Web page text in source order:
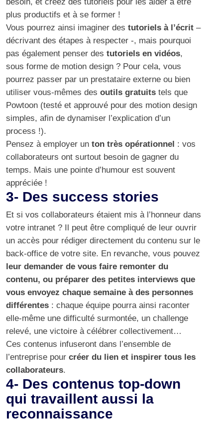
plus productifs et à se former !
Vous pourrez ainsi imaginer des tutoriels à l’écrit –
décrivant des étapes à respecter -, mais pourquoi
pas également penser des tutoriels en vidéos,
sous forme de motion design ? Pour cela, vous
pourrez passer par un prestataire externe ou bien
utiliser vous-mêmes des outils gratuits tels que
Powtoon (testé et approuvé pour des motion design
simples, afin de dynamiser l’explication d’un
process !).
Pensez à employer un ton très opérationnel : vos
collaborateurs ont surtout besoin de gagner du
temps. Mais une pointe d’humour est souvent
appréciée !
3- Des success stories
Et si vos collaborateurs étaient mis à l’honneur dans
votre intranet ? Il peut être compliqué de leur ouvrir
un accès pour rédiger directement du contenu sur le
back-office de votre site. En revanche, vous pouvez
leur demander de vous faire remonter du
contenu, ou préparer des petites interviews que
vous envoyez chaque semaine à des personnes
différentes : chaque équipe pourra ainsi raconter
elle-même une difficulté surmontée, un challenge
relevé, une victoire à célébrer collectivement…
Ces contenus infuseront dans l’ensemble de
l’entreprise pour créer du lien et inspirer tous les
collaborateurs.
4- Des contenus top-down
qui travaillent aussi la
reconnaissance